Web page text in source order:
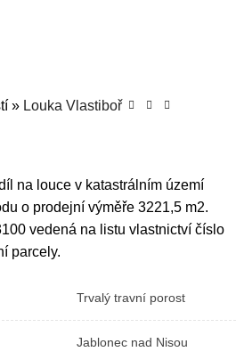
» Louka Vlastiboř
na louce v katastrálním území
o prodejní výměře 3221,5 m2.
vedená na listu vlastnictví číslo
parcely.
Trvalý travní porost
Jablonec nad Nisou